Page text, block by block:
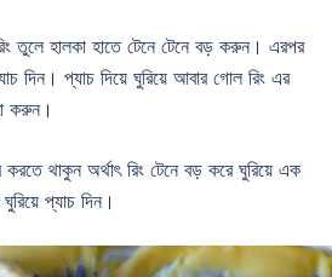
তুলে হালকা হাতে টেনে টেনে বড় করুন। এরপর
দিন। প্যাচ দিয়ে ঘুরিয়ে আবার গোল রিং এর
করুন।
থাকুন অর্থাৎ রিং টেনে বড় করে ঘুরিয়ে এক
প্যাচ দিন।